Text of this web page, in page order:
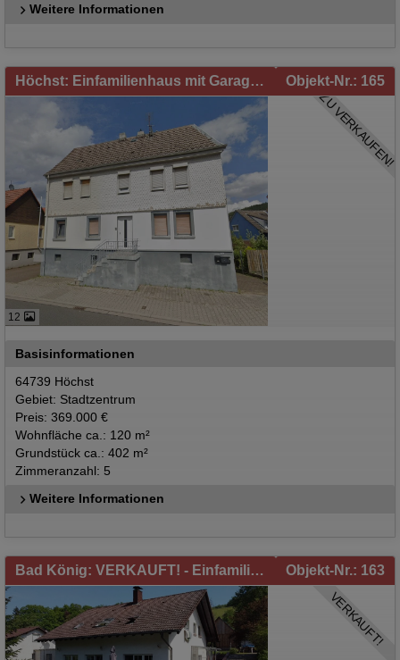
Weitere Informationen
Höchst: Einfamilienhaus mit Garage und Scheune mitten in Höchst/Odw. zu verkaufen! Objekt-Nr.: 165
12
ZU VERKAUFEN!
Basisinformationen
64739 Höchst
Gebiet: Stadtzentrum
Preis: 369.000 €
Wohnfläche ca.: 120 m²
Grundstück ca.: 402 m²
Zimmeranzahl: 5
Weitere Informationen
Bad König: VERKAUFT! - Einfamilienhaus mit Einliegerwohnung und großem Garten in Bad König/Kimbach zu verkaufen! - Für Natur- und Tierliebhaber Objekt-Nr.: 163
VERKAUFT!